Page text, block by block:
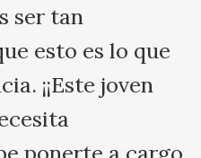
ser tan
esto es lo que
¡¡Este joven